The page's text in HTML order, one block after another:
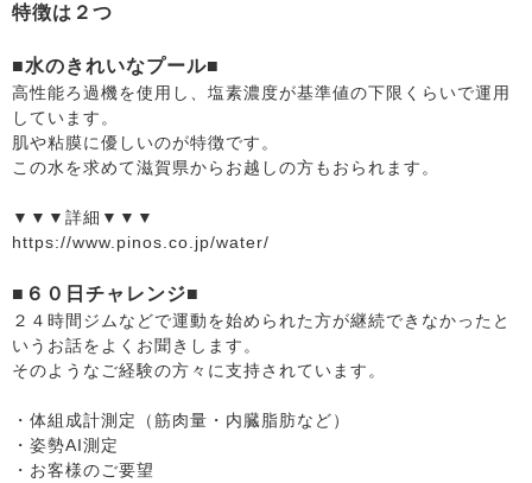
特徴は２つ
■水のきれいなプール■
高性能ろ過機を使用し、塩素濃度が基準値の下限くらいで運用
しています。
肌や粘膜に優しいのが特徴です。
この水を求めて滋賀県からお越しの方もおられます。
▼▼▼詳細▼▼▼
https://www.pinos.co.jp/water/
■６０日チャレンジ■
２４時間ジムなどで運動を始められた方が継続できなかったと
いうお話をよくお聞きします。
そのようなご経験の方々に支持されています。
・体組成計測定（筋肉量・内臓脂肪など）
・姿勢AI測定
・お客様のご要望